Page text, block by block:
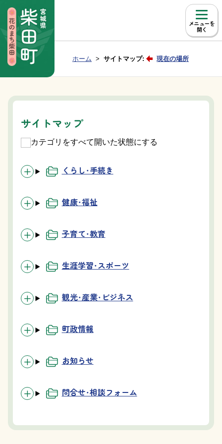
メニュー
Group NAV 現在位置：
ホーム サイトマップ: 現在の場所
サイトマップ
カテゴリをすべて開いた状態にする
くらし・手続き
健康・福祉
子育て・教育
生涯学習・スポーツ
観光・産業・ビジネス
町政情報
お知らせ
問合せ・相談フォーム